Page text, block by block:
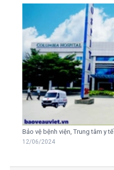
Bảo vệ bệnh viện, Trung tâm y tế
12/06/2024